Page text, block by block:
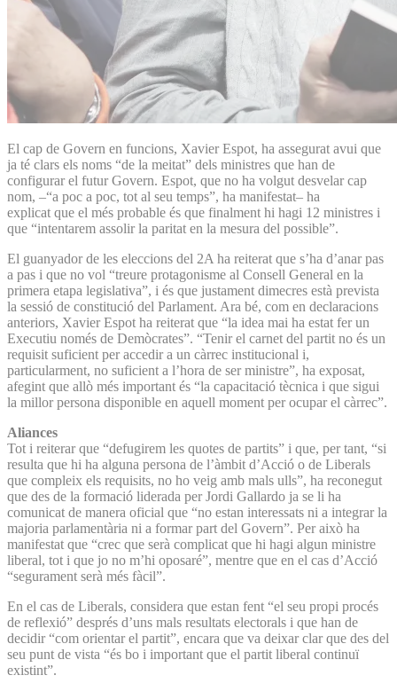
El cap de Govern en funcions, Xavier Espot, ha assegurat avui que
ja té clars els noms “de la meitat” dels ministres que han de
configurar el futur Govern. Espot, que no ha volgut desvelar cap
nom, –“a poc a poc, tot al seu temps”, ha manifestat– ha
explicat que el més probable és que finalment hi hagi 12 ministres i
que “intentarem assolir la paritat en la mesura del possible”.
El guanyador de les eleccions del 2A ha reiterat que s’ha d’anar pas
a pas i que no vol “treure protagonisme al Consell General en la
primera etapa legislativa”, i és que justament dimecres està prevista
la sessió de constitució del Parlament. Ara bé, com en declaracions
anteriors, Xavier Espot ha reiterat que “la idea mai ha estat fer un
Executiu només de Demòcrates”. “Tenir el carnet del partit no és un
requisit suficient per accedir a un càrrec institucional i,
particularment, no suficient a l’hora de ser ministre”, ha exposat,
afegint que allò més important és “la capacitació tècnica i que sigui
la millor persona disponible en aquell moment per ocupar el càrrec”.
Aliances
Tot i reiterar que “defugirem les quotes de partits” i que, per tant, “si
resulta que hi ha alguna persona de l’àmbit d’Acció o de Liberals
que compleix els requisits, no ho veig amb mals ulls”, ha reconegut
que des de la formació liderada per Jordi Gallardo ja se li ha
comunicat de manera oficial que “no estan interessats ni a integrar la
majoria parlamentària ni a formar part del Govern”. Per això ha
manifestat que “crec que serà complicat que hi hagi algun ministre
liberal, tot i que jo no m’hi oposaré”, mentre que en el cas d’Acció
“segurament serà més fàcil”.
En el cas de Liberals, considera que estan fent “el seu propi procés
de reflexió” després d’uns mals resultats electorals i que han de
decidir “com orientar el partit”, encara que va deixar clar que des del
seu punt de vista “és bo i important que el partit liberal continuï
existint”.